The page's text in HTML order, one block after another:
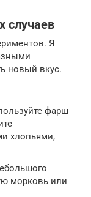
случаев
Я
новый вкус.
фарш
хлопьями,
морковь или